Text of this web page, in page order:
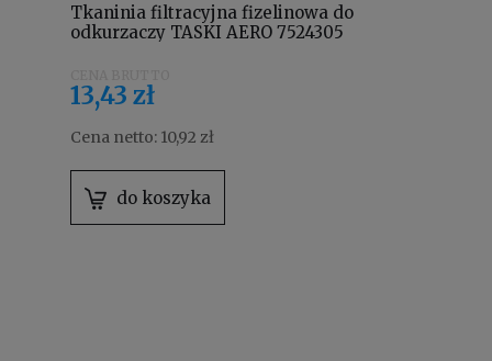
Tkaninia filtracyjna fizelinowa do
odkurzaczy TASKI AERO 7524305
13,43 zł
Cena netto: 10,92 zł
do koszyka